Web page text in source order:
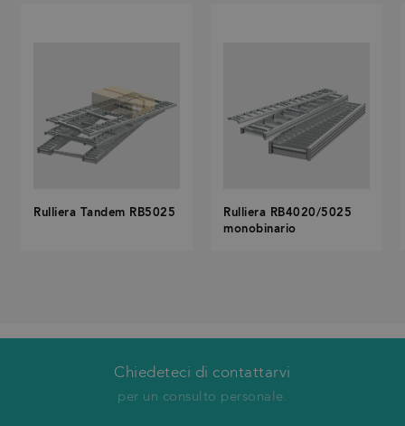
Rulliera Tandem RB5025
Rulliera RB4020/5025
monobinario
Chiedeteci di contattarvi
per un consulto personale.